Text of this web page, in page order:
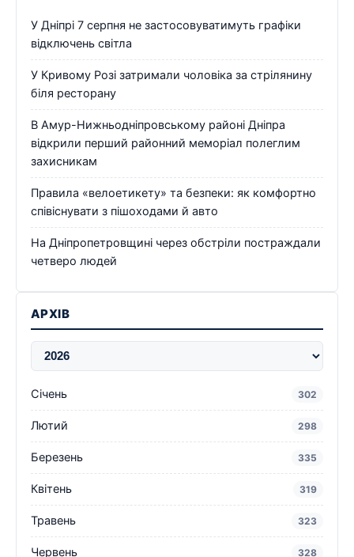
У Дніпрі 7 серпня не застосовуватимуть графіки
відключень світла
У Кривому Розі затримали чоловіка за стрілянину
біля ресторану
В Амур-Нижньодніпровському районі Дніпра
відкрили перший районний меморіал полеглим
захисникам
Правила «велоетикету» та безпеки: як комфортно
співіснувати з пішоходами й авто
На Дніпропетровщині через обстріли постраждали
четверо людей
АРХІВ
Січень 302
Лютий 298
Березень 335
Квітень 319
Травень 323
Червень 328